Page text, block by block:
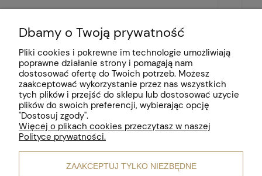
Dbamy o Twoją prywatność
Pliki cookies i pokrewne im technologie umożliwiają
poprawne działanie strony i pomagają nam
dostosować ofertę do Twoich potrzeb. Możesz
zaakceptować wykorzystanie przez nas wszystkich
tych plików i przejść do sklepu lub dostosować użycie
plików do swoich preferencji, wybierając opcję
"Dostosuj zgody".
Więcej o plikach cookies przeczytasz w naszej
Polityce prywatności.
ZAAKCEPTUJ TYLKO NIEZBĘDNE